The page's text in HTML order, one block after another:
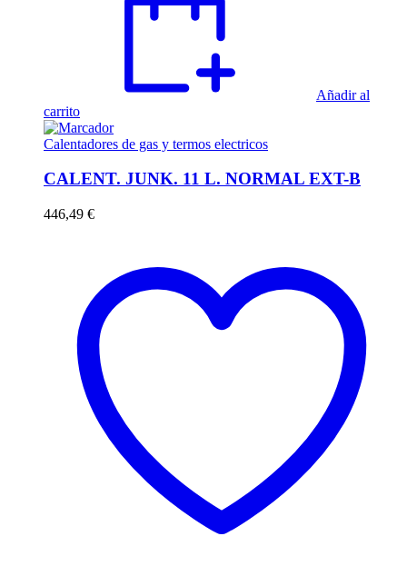
Añadir al
carrito
Calentadores de gas y termos electricos
CALENT. JUNK. 11 L. NORMAL EXT-B
446,49 €